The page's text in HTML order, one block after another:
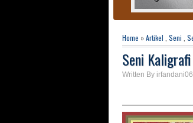
Home »Artikel Seni
Seni
Written By